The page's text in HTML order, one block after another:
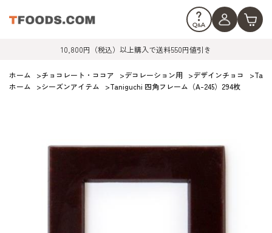
10,800円（税込）以上購入で送料550円値引き
ホーム >チョコレート・ココア >デコレーション用 >デザインチョコ >
ホーム
>シーズンアイテム >Taniguchi 四角フレーム（A-245）294枚